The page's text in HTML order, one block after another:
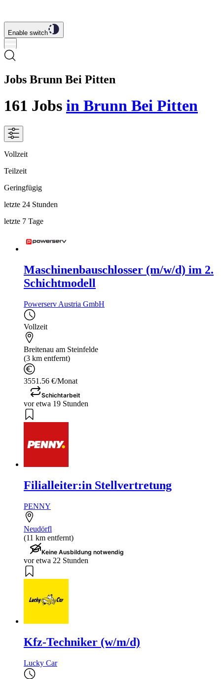
Enable switch
Jobs Brunn Bei Pitten
161 Jobs in Brunn Bei Pitten
Vollzeit
Teilzeit
Geringfügig
letzte 24 Stunden
letzte 7 Tage
Maschinenbauschlosser (m/w/d) im 2.
Schichtmodell
Powerserv Austria GmbH
Vollzeit
Breitenau am Steinfelde
(3 km entfernt)
3551.56 €/Monat
Schichtarbeit
vor etwa 19 Stunden
Filialleiter:in Stellvertretung
PENNY
Neudörfl
(11 km entfernt)
Keine Ausbildung notwendig
vor etwa 22 Stunden
Kfz-Techniker (w/m/d)
Lucky Car